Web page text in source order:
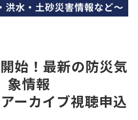
始！最新の防災気
象情報
ーカイブ視聴申込